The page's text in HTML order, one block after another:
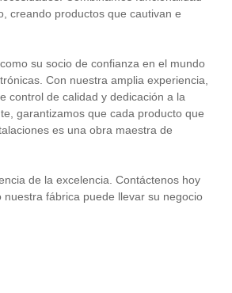
creando productos que cautivan e
su socio de confianza en el mundo
Con nuestra amplia experiencia,
control de calidad y dedicación a la
garantizamos que cada producto que
es una obra maestra de
de la excelencia. Contáctenos hoy
nuestra fábrica puede llevar su negocio